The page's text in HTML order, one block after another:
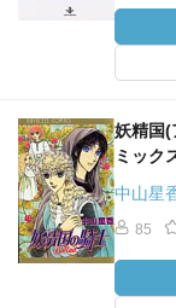
妖精国(
ミック
中山星
85